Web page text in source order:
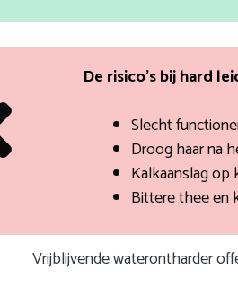
De risico’s bij hard
Slecht
Droog haar na
Kalkaanslag op
Bittere thee en
Vrijblijvende waterontharder